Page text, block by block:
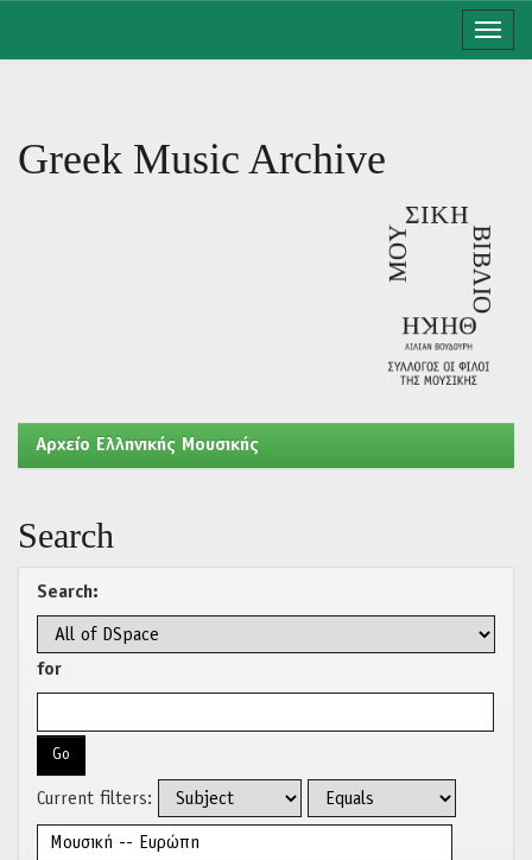
Greek Music Archive
Aρχείο Ελληνικής Μουσικής
Search
Search:
for
Current filters: